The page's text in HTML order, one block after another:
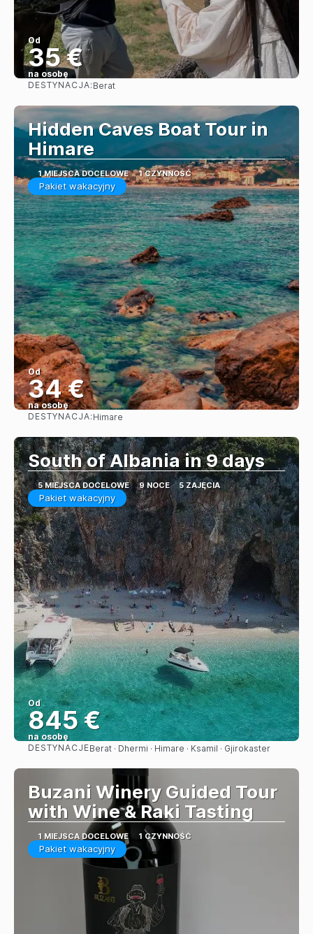
Od
35 €
na osobę
DESTYNACJA: Berat
Hidden Caves Boat Tour in
Himare
1 MIEJSCA DOCELOWE 1 CZYNNOŚĆ
Pakiet wakacyjny
Od
34 €
na osobę
DESTYNACJA: Himare
South of Albania in 9 days
5 MIEJSCA DOCELOWE 9 NOCE 5 ZAJĘCIA
Pakiet wakacyjny
Od
845 €
na osobę
Zobacz
DESTYNACJEBerat · Dhermi · Himare · Ksamil · Gjirokaster
Buzani Winery Guided Tour
with Wine & Raki Tasting
1 MIEJSCA DOCELOWE 1 CZYNNOŚĆ
Pakiet wakacyjny